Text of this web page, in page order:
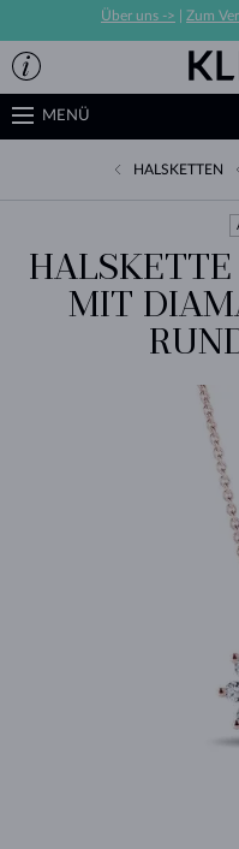
Über uns -> Zum
MENÜ
HALSKETTEN
MIT